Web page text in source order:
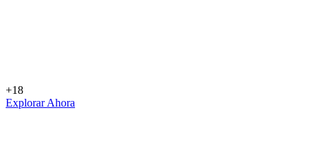
+18
Explorar Ahora